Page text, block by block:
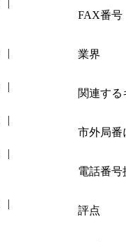
FAX番号
業界
関連する
市外局番
電話番号
評点